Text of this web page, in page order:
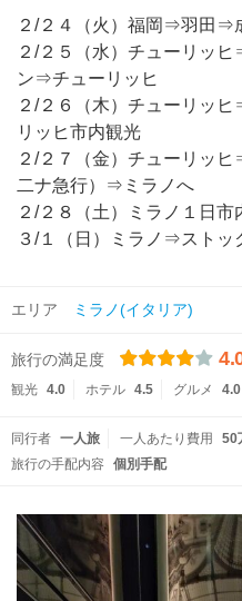
２/２４（火）福岡⇒羽田⇒
２/２５（水）チューリッ
ン⇒チューリッヒ
２/２６（木）チューリッ
リッヒ市内観光
２/２７（金）チューリッ
二ナ急行）⇒ミラノへ
２/２８（土）ミラノ１日市
３/１（日）ミラノ⇒ストッ
エリア ミラノ(イタリア)
旅行の満足度
観光 4.0 ホテル 4.5 グルメ 4.0
同行者 一人旅 一人あたり費用 50
旅行の手配内容
個別手配